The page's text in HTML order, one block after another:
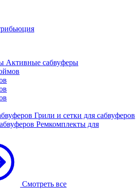
Активные сабвуферы
Грили и сетки для сабвуферов
Ремкомплекты для
Смотреть все